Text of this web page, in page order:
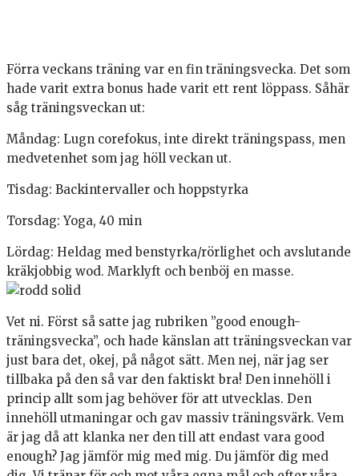
Förra veckans träning var en fin träningsvecka. Det som
hade varit extra bonus hade varit ett rent löppass. Såhär
såg träningsveckan ut:
Måndag: Lugn corefokus, inte direkt träningspass, men
medvetenhet som jag höll veckan ut.
Tisdag: Backintervaller och hoppstyrka
Torsdag: Yoga, 40 min
Lördag: Heldag med benstyrka/rörlighet och avslutande
kräkjobbig wod. Marklyft och benböj en masse.
Vet ni. Först så satte jag rubriken ”good enough-
träningsvecka”, och hade känslan att träningsveckan var
just bara det, okej, på något sätt. Men nej, när jag ser
tillbaka på den så var den faktiskt bra! Den innehöll i
princip allt som jag behöver för att utvecklas. Den
innehöll utmaningar och gav massiv träningsvärk. Vem
är jag då att klanka ner den till att endast vara good
enough? Jag jämför mig med mig. Du jämför dig med